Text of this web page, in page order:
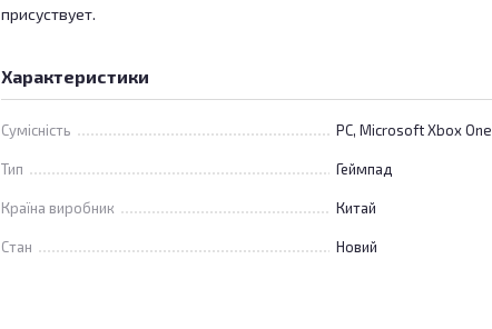
присуствует.
Характеристики
Сумісність PC, Microsoft Xbox One
Тип Геймпад
Країна виробник Китай
Стан Новий